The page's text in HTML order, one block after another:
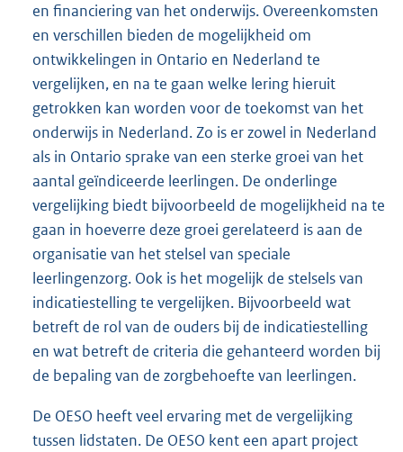
en financiering van het onderwijs. Overeenkomsten
en verschillen bieden de mogelijkheid om
ontwikkelingen in Ontario en Nederland te
vergelijken, en na te gaan welke lering hieruit
getrokken kan worden voor de toekomst van het
onderwijs in Nederland. Zo is er zowel in Nederland
als in Ontario sprake van een sterke groei van het
aantal geïndiceerde leerlingen. De onderlinge
vergelijking biedt bijvoorbeeld de mogelijkheid na te
gaan in hoeverre deze groei gerelateerd is aan de
organisatie van het stelsel van speciale
leerlingenzorg. Ook is het mogelijk de stelsels van
indicatiestelling te vergelijken. Bijvoorbeeld wat
betreft de rol van de ouders bij de indicatiestelling
en wat betreft de criteria die gehanteerd worden bij
de bepaling van de zorgbehoefte van leerlingen.
De OESO heeft veel ervaring met de vergelijking
tussen lidstaten. De OESO kent een apart project